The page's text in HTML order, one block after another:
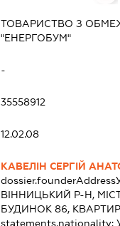
ТОВАРИСТВО З
"ЕНЕРГОБУМ"
-
35558912
12.02.08
КАВЕЛІН СЕРГІЙ
dossier.founderAddress
ВІННИЦЬКИЙ Р-Н,
БУДИНОК 86,
statements.nationality: